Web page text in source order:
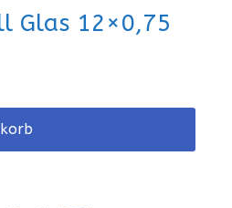
Glas 12×0,75